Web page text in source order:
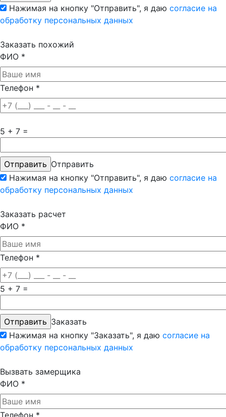
Нажимая на кнопку "Отправить", я даю согласие на
обработку персональных данных
Заказать похожий
ФИО *
Телефон *
5 + 7 =
Отправить
Нажимая на кнопку "Отправить", я даю согласие на
обработку персональных данных
Заказать расчет
ФИО *
Телефон *
5 + 7 =
Заказать
Нажимая на кнопку "Заказать", я даю согласие на
обработку персональных данных
Вызвать замерщика
ФИО *
Телефон *